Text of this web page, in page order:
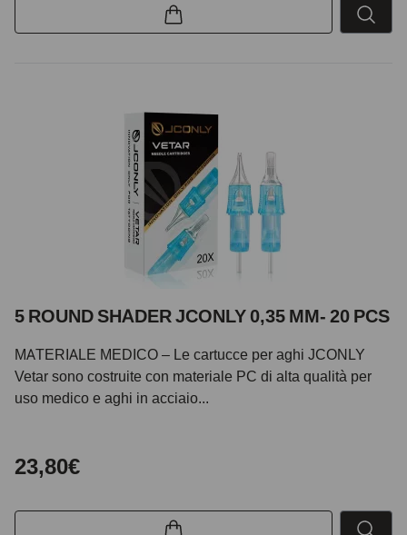
5 ROUND SHADER JCONLY 0,35 MM- 20 PCS
MATERIALE MEDICO – Le cartucce per aghi JCONLY
Vetar sono costruite con materiale PC di alta qualità per
uso medico e aghi in acciaio...
23,80€